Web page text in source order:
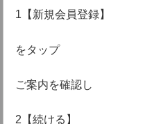
1【新規会員登録】
をタップ
ご案内を確認し
2【続ける】